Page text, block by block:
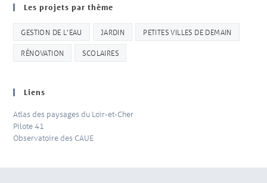
Les projets par thème
GESTION DE L'EAU JARDIN PETITES VILLES DE DEMAIN
RÉNOVATION SCOLAIRES
Liens
Atlas des paysages du Loir-et-Cher
Pilote 41
Observatoire des CAUE